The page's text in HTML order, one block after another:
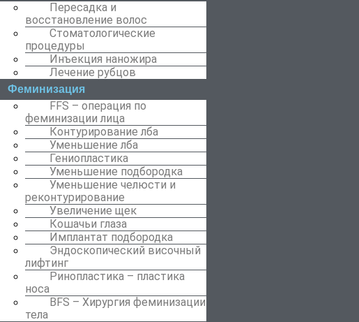
Пересадка и
восстановление волос
Стоматологические
процедуры
Инъекция наножира
Лечение рубцов
Феминизация
FFS – операция по
феминизации лица
Контурирование лба
Уменьшение лба
Гениопластика
Уменьшение подбородка
Уменьшение челюсти и
реконтурирование
Увеличение щек
Кошачьи глаза
Имплантат подбородка
Эндоскопический височный
лифтинг
Ринопластика – пластика
носа
BFS – Хирургия феминизации
тела